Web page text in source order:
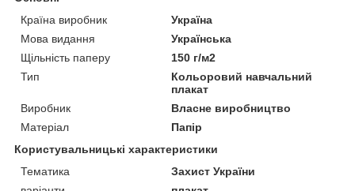
Країна виробник
Україна
Мова видання
Українська
Щільність паперу
150 г/м2
Тип
Кольоровий навчальний
плакат
Виробник
Власне виробництво
Матеріал
Папір
Користувальницькі характеристики
Тематика
Захист України